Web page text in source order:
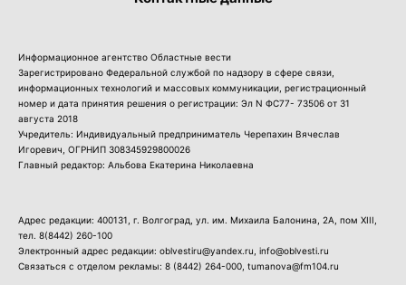
Информационное агентство Областные вести
Зарегистрировано Федеральной службой по надзору в сфере связи,
информационных технологий и массовых коммуникации, регистрационный
номер и дата принятия решения о регистрации: Эл N ФС77- 73506 от 31
августа 2018
Учредитель: Индивидуальный предприниматель Черепахин Вячеслав
Игоревич, ОГРНИП 308345929800026
Главный редактор: Альбова Екатерина Николаевна
Адрес редакции: 400131, г. Волгоград, ул. им. Михаила Балонина, 2А, пом XIII,
тел. 8(8442) 260-100
Электронный адрес редакции: oblvestiru@yandex.ru, info@oblvesti.ru
Связаться с отделом рекламы: 8 (8442) 264-000 , tumanova@fm104.ru